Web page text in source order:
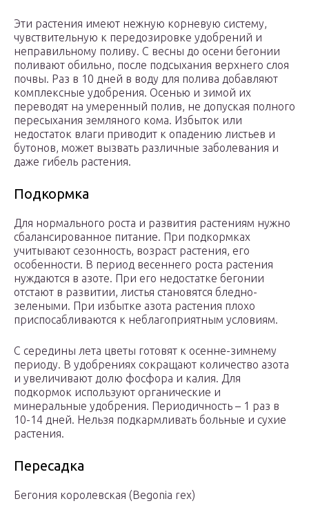
Эти растения имеют нежную корневую систему,
чувствительную к передозировке удобрений и
неправильному поливу. С весны до осени бегонии
поливают обильно, после подсыхания верхнего слоя
почвы. Раз в 10 дней в воду для полива добавляют
комплексные удобрения. Осенью и зимой их
переводят на умеренный полив, не допуская полного
пересыхания земляного кома. Избыток или
недостаток влаги приводит к опадению листьев и
бутонов, может вызвать различные заболевания и
даже гибель растения.
Подкормка
Для нормального роста и развития растениям нужно
сбалансированное питание. При подкормках
учитывают сезонность, возраст растения, его
особенности. В период весеннего роста растения
нуждаются в азоте. При его недостатке бегонии
отстают в развитии, листья становятся бледно-
зелеными. При избытке азота растения плохо
приспосабливаются к неблагоприятным условиям.
С середины лета цветы готовят к осенне-зимнему
периоду. В удобрениях сокращают количество азота
и увеличивают долю фосфора и калия. Для
подкормок используют органические и
минеральные удобрения. Периодичность – 1 раз в
10-14 дней. Нельзя подкармливать больные и сухие
растения.
Пересадка
Бегония королевская (Begonia rex)